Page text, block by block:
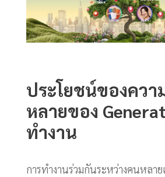
ประโยชน์ของควา
หลายของ
ทำงาน
การทำงานร่วมกันระหว่างคนหลา